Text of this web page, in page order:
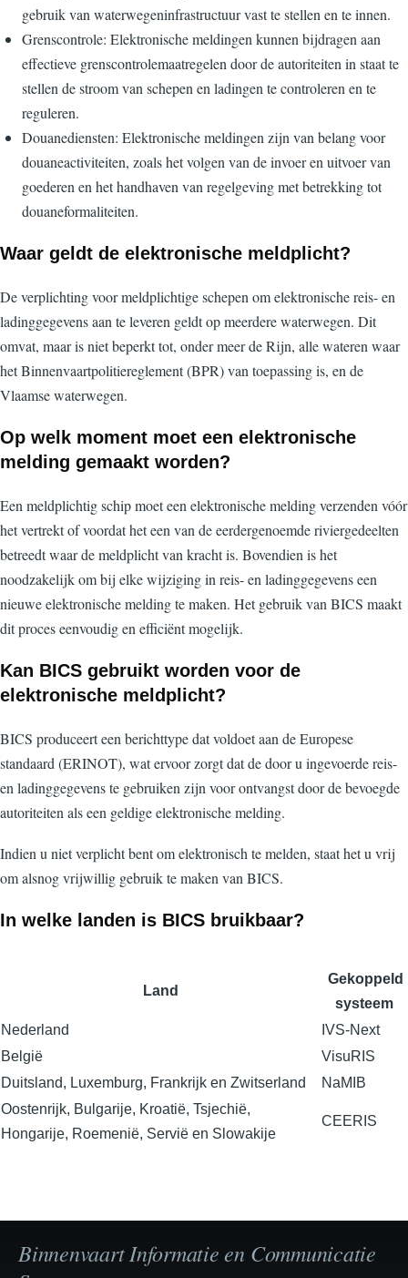
gebruik van waterwegeninfrastructuur vast te stellen en te innen.
Grenscontrole: Elektronische meldingen kunnen bijdragen aan
effectieve grenscontrolemaatregelen door de autoriteiten in staat te
stellen de stroom van schepen en ladingen te controleren en te
reguleren.
Douanediensten: Elektronische meldingen zijn van belang voor
douaneactiviteiten, zoals het volgen van de invoer en uitvoer van
goederen en het handhaven van regelgeving met betrekking tot
douaneformaliteiten.
Waar geldt de elektronische meldplicht?
De verplichting voor meldplichtige schepen om elektronische reis- en
ladinggegevens aan te leveren geldt op meerdere waterwegen. Dit
omvat, maar is niet beperkt tot, onder meer de Rijn, alle wateren waar
het Binnenvaartpolitiereglement (BPR) van toepassing is, en de
Vlaamse waterwegen.
Op welk moment moet een elektronische
melding gemaakt worden?
Een meldplichtig schip moet een elektronische melding verzenden vóór
het vertrekt of voordat het een van de eerdergenoemde riviergedeelten
betreedt waar de meldplicht van kracht is. Bovendien is het
noodzakelijk om bij elke wijziging in reis- en ladinggegevens een
nieuwe elektronische melding te maken. Het gebruik van BICS maakt
dit proces eenvoudig en efficiënt mogelijk.
Kan BICS gebruikt worden voor de
elektronische meldplicht?
BICS produceert een berichttype dat voldoet aan de Europese
standaard (ERINOT), wat ervoor zorgt dat de door u ingevoerde reis-
en ladinggegevens te gebruiken zijn voor ontvangst door de bevoegde
autoriteiten als een geldige elektronische melding.
Indien u niet verplicht bent om elektronisch te melden, staat het u vrij
om alsnog vrijwillig gebruik te maken van BICS.
In welke landen is BICS bruikbaar?
Land
Gekoppeld
systeem
Nederland
IVS-Next
België
VisuRIS
Duitsland, Luxemburg, Frankrijk en Zwitserland
NaMIB
Oostenrijk, Bulgarije, Kroatië, Tsjechië,
Hongarije, Roemenië, Servië en Slowakije
CEERIS
Binnenvaart Informatie en Communicatie